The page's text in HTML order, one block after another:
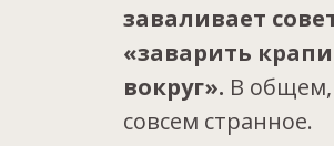
заваливает
«заварить
вокруг». В общем,
совсем странное.